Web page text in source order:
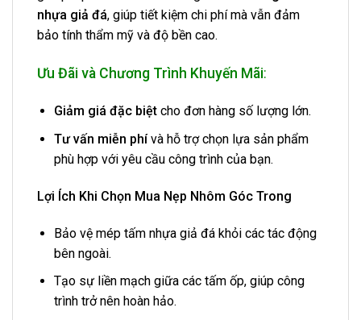
nhựa giả đá, giúp tiết kiệm chi phí mà vẫn đảm
bảo tính thẩm mỹ và độ bền cao.
Ưu Đãi và Chương Trình Khuyến Mãi:
Giảm giá đặc biệtcho đơn hàng số lượng lớn.
Tư vấn miễn phívà hỗ trợ chọn lựa sản phẩm
phù hợp với yêu cầu công trình của bạn.
Lợi Ích Khi Chọn Mua Nẹp Nhôm Góc Trong
Bảo vệ mép tấm nhựa giả đá khỏi các tác động
bên ngoài.
Tạo sự liền mạch giữa các tấm ốp, giúp công
trình trở nên hoàn hảo.